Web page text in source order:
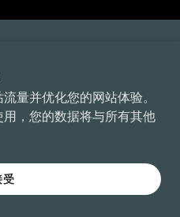
-保留所有权利。
量并优化您的网站体验。
，您的数据将与所有其他
受